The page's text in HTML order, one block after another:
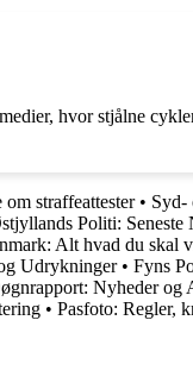
hvor stjålne
straffeattester• Syd-
Politi: Seneste
Alt hvad du skal
Udrykninger• Fyns
Nyheder og
• Pasfoto: Regler,